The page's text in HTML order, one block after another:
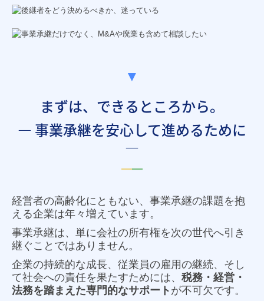
お客様紹介
お知らせ
ブログ
事務所通信
応募フォーム
求人情報（中途採用）
応募フォーム
▼
まずは、できるところから。
― 事業承継を安心して進めるために
―
━━
経営者の高齢化にともない、事業承継の課題を抱
える企業は年々増えています。
事業承継は、単に会社の所有権を次の世代へ引き
継ぐことではありません。
企業の持続的な成長、従業員の雇用の継続、そし
て社会への責任を果たすためには、 税務・経営・
法務を踏まえた専門的なサポート が不可欠です。